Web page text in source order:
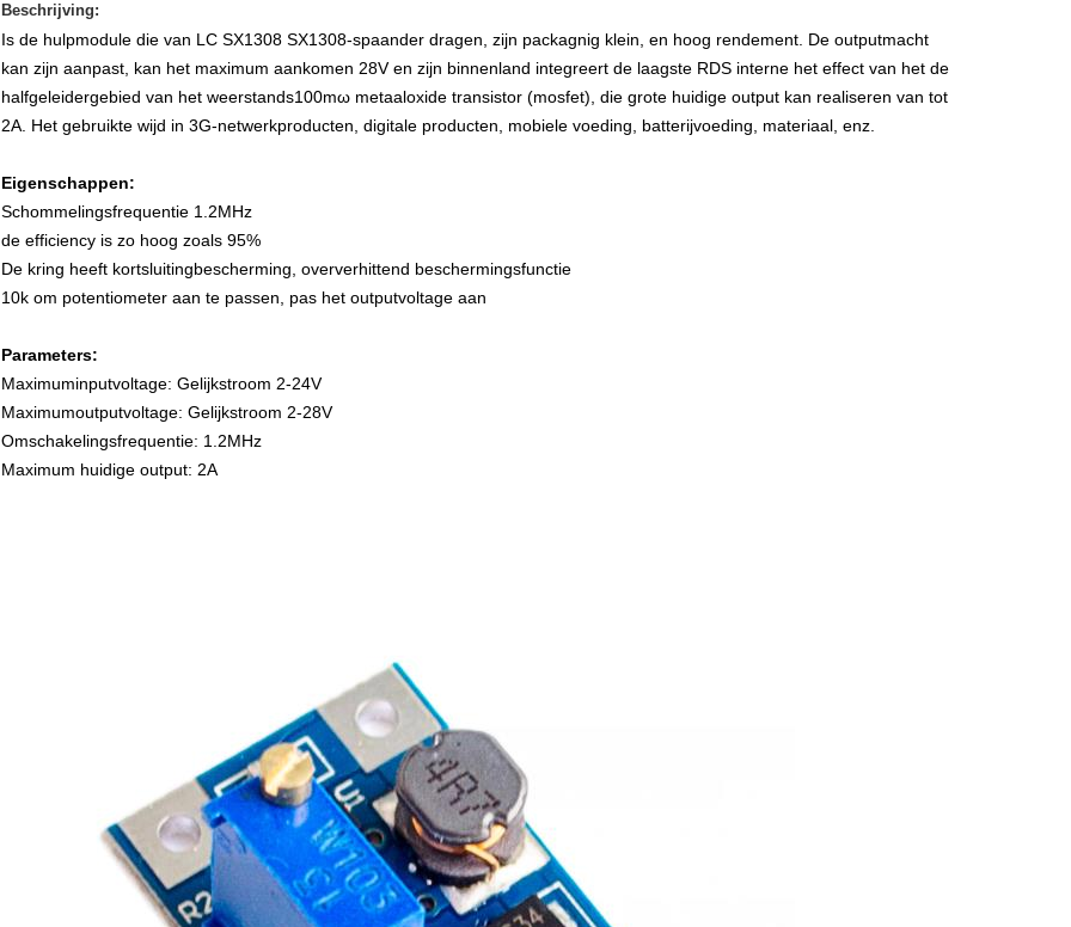
Beschrijving:
Is de hulpmodule die van LC SX1308 SX1308-spaander dragen, zijn packagnig klein, en hoog rendement. De outputmacht
kan zijn aanpast, kan het maximum aankomen 28V en zijn binnenland integreert de laagste RDS interne het effect van het de
halfgeleidergebied van het weerstands100mω metaaloxide transistor (mosfet), die grote huidige output kan realiseren van tot
2A. Het gebruikte wijd in 3G-netwerkproducten, digitale producten, mobiele voeding, batterijvoeding, materiaal, enz.
Eigenschappen:
Schommelingsfrequentie 1.2MHz
de efficiency is zo hoog zoals 95%
De kring heeft kortsluitingbescherming, oververhittend beschermingsfunctie
10k om potentiometer aan te passen, pas het outputvoltage aan
Parameters:
Maximuminputvoltage: Gelijkstroom 2-24V
Maximumoutputvoltage: Gelijkstroom 2-28V
Omschakelingsfrequentie: 1.2MHz
Maximum huidige output: 2A